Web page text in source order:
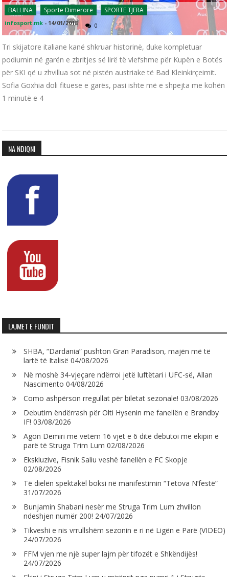
BALLINA Sporte Dimërore SPORTE TJERA
infosport.mk - 14/01/2018 0
Tri skijatore italiane kanë shkruar historinë, duke kompletuar
podiumin në garën e zbritjes së lirë të vlefshme për Kupën e Botës
për SKI që u zhvillua sot në pistën austriake të Bad Kleinkirçeimit.
Sofia Goxhia doli fituese e garës, pasi ishte më e shpejta me kohën
1 minutë e 4
NA NDIQNI
LAJMET E FUNDIT
SHBA, “Dardania” pushton Gran Paradison, majën më të
lartë të Italisë 04/08/2026
Në moshë 34-vjeçare ndërroi jetë luftëtari i UFC-së, Allan
Nascimento 04/08/2026
Como ashpërson rregullat për biletat sezonale! 03/08/2026
Debutim ëndërrash për Olti Hysenin me fanellën e Brøndby
IF! 03/08/2026
Agon Demiri me vetëm 16 vjet e 6 ditë debutoi me ekipin e
parë të Struga Trim Lum 02/08/2026
Ekskluzive, Fisnik Saliu veshë fanellën e FC Skopje
02/08/2026
Të dielën spektakël boksi në manifestimin “Tetova N’festë”
31/07/2026
Bunjamin Shabani nesër me Struga Trim Lum zhvillon
ndeshjen numër 200! 24/07/2026
Tikveshi e nis vrrullshëm sezonin e ri në Ligën e Parë (VIDEO)
24/07/2026
FFM vjen me një super lajm për tifozët e Shkëndijës!
24/07/2026